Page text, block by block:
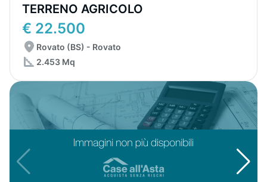
TERRENO AGRICOLO
€ 22.500
Rovato (BS) - Rovato
2.453 Mq